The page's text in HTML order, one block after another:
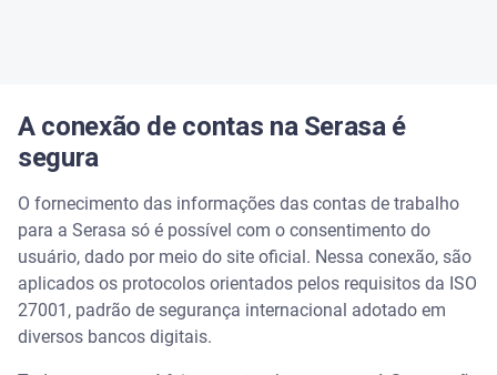
A conexão de contas na Serasa é
segura
O fornecimento das informações das contas de trabalho
para a Serasa só é possível com o consentimento do
usuário, dado por meio do site oficial. Nessa conexão, são
aplicados os protocolos orientados pelos requisitos da ISO
27001, padrão de segurança internacional adotado em
diversos bancos digitais.